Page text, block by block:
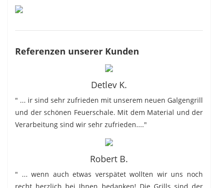
Referenzen unserer Kunden
Detlev K.
" ... ir sind sehr zufrieden mit unserem neuen Galgengrill
und der schönen Feuerschale. Mit dem Material und der
Verarbeitung sind wir sehr zufrieden...."
Robert B.
" ... wenn auch etwas verspätet wollten wir uns noch